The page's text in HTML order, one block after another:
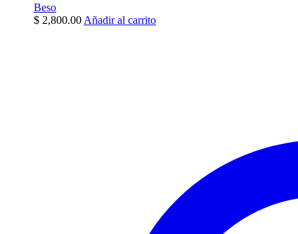
Beso
$ 2,800.00 Añadir al carrito